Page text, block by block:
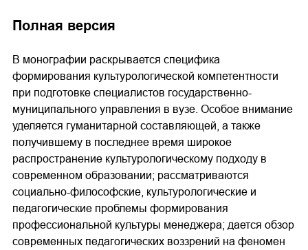
Полная версия
В монографии раскрывается специфика
формирования культурологической компетентности
при подготовке специалистов государственно-
муниципального управления в вузе. Особое внимание
уделяется гуманитарной составляющей, а также
получившему в последнее время широкое
распространение культурологическому подходу в
современном образовании; рассматриваются
социально-философские, культурологические и
педагогические проблемы формирования
профессиональной культуры менеджера; дается обзор
современных педагогических воззрений на феномен